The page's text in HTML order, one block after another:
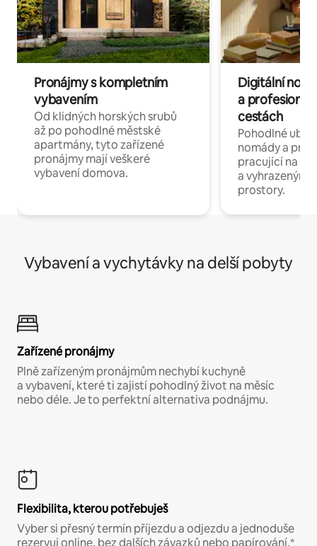
Pronájmy s kompletním
vybavením
Od klidných horských srubů
až po pohodlné městské
apartmány, tyto zařízené
pronájmy mají veškeré
vybavení domova.
Digitální
a
cestách
Pohodlné
nomády a
pracující na
a vyhrazenými
prostory.
Vybavení a vychytávky na delší pobyty
Zařízené pronájmy
Plně zařízeným pronájmům nechybí kuchyně
a vybavení, které ti zajistí pohodlný život na měsíc
nebo déle. Je to perfektní alternativa podnájmu.
Flexibilita, kterou potřebuješ
Vyber si přesný termín příjezdu a odjezdu a jednoduše
rezervuj online, bez dalších závazků nebo papírování.*